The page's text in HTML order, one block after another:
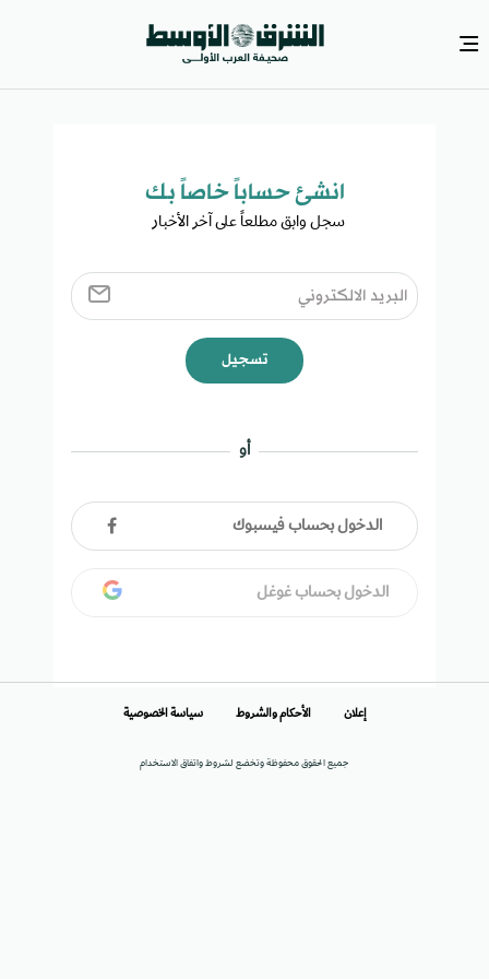
انشئ حساباً خاصاً بك​
سجل وابق مطلعاً على آخر الأخبار ​
تسجيل
أو
الدخول بحساب فيسبوك
الدخول بحساب غوغل
جميع الحقوق محفوظة وتخضع لشروط واتفاق الاستخدام
إعلان الأحكام والشروط سياسة الخصوصية